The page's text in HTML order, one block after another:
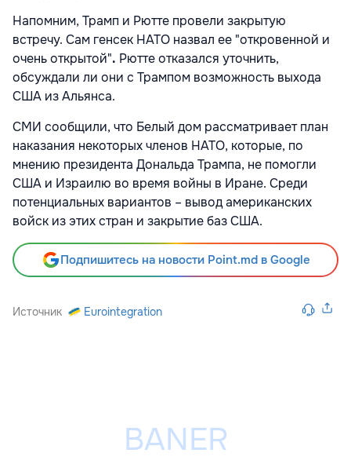
Напомним, Трамп и Рютте провели закрытую
встречу. Сам генсек НАТО назвал ее "откровенной и
очень открытой". Рютте отказался уточнить,
обсуждали ли они с Трампом возможность выхода
США из Альянса.
СМИ сообщили, что Белый дом рассматривает план
наказания некоторых членов НАТО, которые, по
мнению президента Дональда Трампа, не помогли
США и Израилю во время войны в Иране. Среди
потенциальных вариантов – вывод американских
войск из этих стран и закрытие баз США.
Подпишитесь на новости Point.md в Google
Источник Eurointegration